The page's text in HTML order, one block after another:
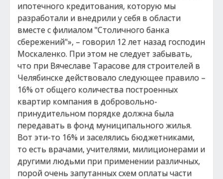
ипотечного кредитования, которую мы
разработали и внедрили у себя в области
вместе с филиалом "Столичного банка
сбережений"», – говорил 12 лет назад господин
Москаленко. При этом не следует забывать,
что при Вячеславе Тарасове для строителей в
Челябинске действовало следующее правило –
16% от общего количества построенных
квартир компания в добровольно-
принудительном порядке должна была
передавать в фонд муниципального жилья.
Вот эти-то 16% и заселялись бюджетниками,
то есть врачами, учителями, милиционерами и
другими людьми при применении различных,
порой очень запутанных схем оплаты части